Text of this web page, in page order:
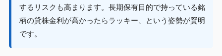
するリスクも高まります。長期保有目的で持っている銘
柄の貸株金利が高かったらラッキー、という姿勢が賢明
です。